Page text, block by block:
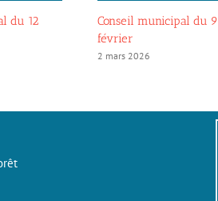
du 12
Conseil municipal du 9
février
2 mars 2026